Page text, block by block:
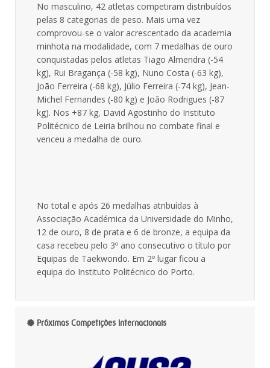
No masculino, 42 atletas competiram distribuídos
pelas 8 categorias de peso. Mais uma vez
comprovou-se o valor acrescentado da academia
minhota na modalidade, com 7 medalhas de ouro
conquistadas pelos atletas Tiago Almendra (-54
kg), Rui Bragança (-58 kg), Nuno Costa (-63 kg),
João Ferreira (-68 kg), Júlio Ferreira (-74 kg), Jean-
Michel Fernandes (-80 kg) e João Rodrigues (-87
kg). Nos +87 kg, David Agostinho do Instituto
Politécnico de Leiria brilhou no combate final e
venceu a medalha de ouro.
No total e após 26 medalhas atribuídas à
Associação Académica da Universidade do Minho,
12 de ouro, 8 de prata e 6 de bronze, a equipa da
casa recebeu pelo 3º ano consecutivo o título por
Equipas de Taekwondo. Em 2º lugar ficou a
equipa do Instituto Politécnico do Porto.
Próximas Competições Internacionais